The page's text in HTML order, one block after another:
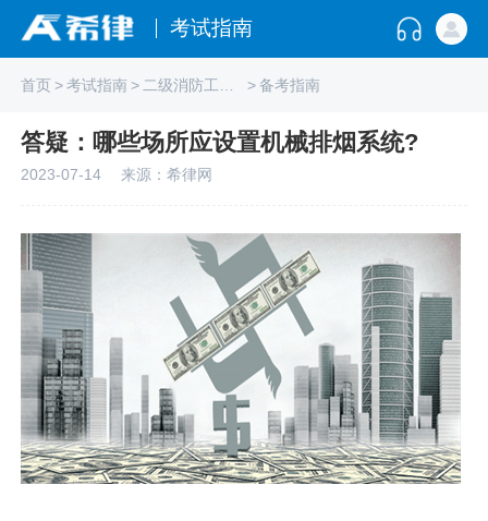
考试指南
首页>考试指南> > 备考指南
答疑：哪些场所应设置机械排烟系统?
2023-07-14 来源：希律网